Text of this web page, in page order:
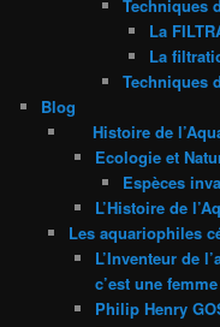
Techniques
La
La
Techniques
Blog
Histoire de
Ecologie et
Espèces
L’Histoire de
Les aquariophiles
L’Inventeur de
c’est une
Philip Henry